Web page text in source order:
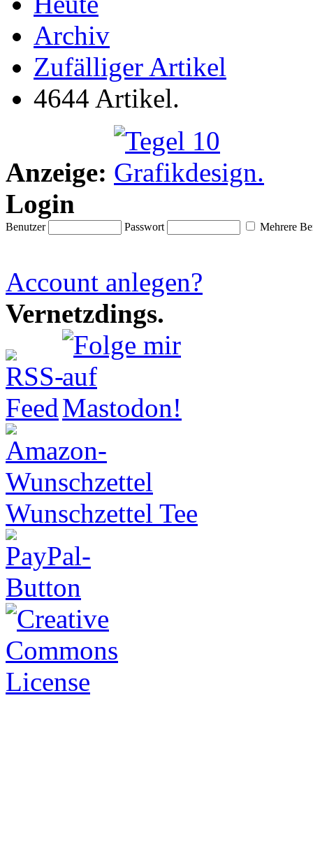
Archiv
Zufälliger Artikel
4644 Artikel.
Anzeige:
Login
Benutzer Passwort Mehrere
Account anlegen?
Vernetzdings.
Wunschzettel Tee